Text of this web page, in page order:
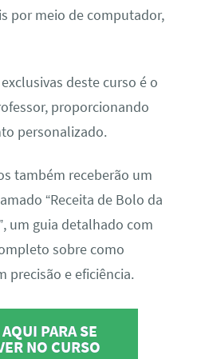
por meio de computador,
deste curso é o
proporcionando
personalizado.
também receberão um
“Receita de Bolo da
um guia detalhado com
sobre como
precisão e eficiência.
PARA SE
NO CURSO